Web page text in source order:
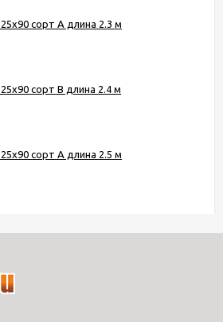
сорт А длина 2.3 м
сорт В длина 2.4 м
сорт А длина 2.5 м